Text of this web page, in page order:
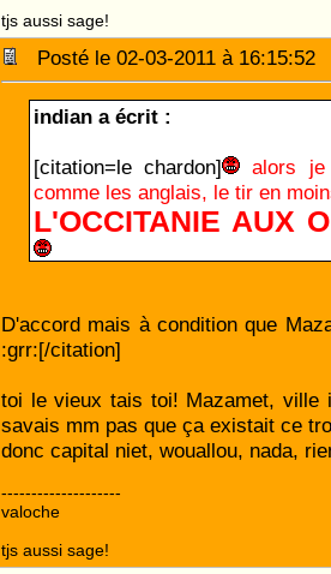
tjs aussi sage!
Posté le 02-03-2011 à
indian a écrit :
[citation=le chardon]
alors je
comme les anglais, le tir en
L'OCCITANIE AUX
D'accord mais à condition que
:grr:[/citation]
toi le vieux tais toi! Mazamet, ville
savais mm pas que ça existait ce
donc capital niet, wouallou, nada,
--------------------
valoche
tjs aussi sage!